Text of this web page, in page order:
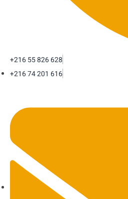
+216 55 826 628
+216 74 201 616